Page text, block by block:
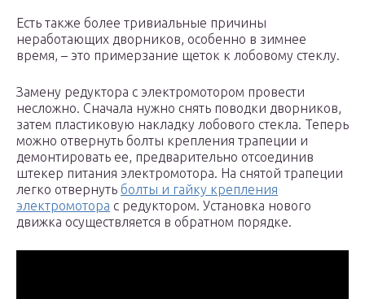
Есть также более тривиальные причины
неработающих дворников, особенно в зимнее
время, – это примерзание щеток к лобовому стеклу.
Замену редуктора с электромотором провести
несложно. Сначала нужно снять поводки дворников,
затем пластиковую накладку лобового стекла. Теперь
можно отвернуть болты крепления трапеции и
демонтировать ее, предварительно отсоединив
штекер питания электромотора. На снятой трапеции
легко отвернуть болты и гайку крепления
электромотора с редуктором. Установка нового
движка осуществляется в обратном порядке.